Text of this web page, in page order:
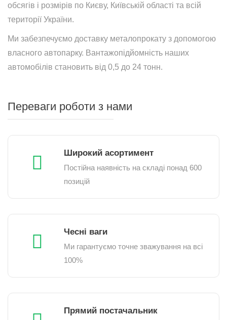
обсягів і розмірів по Києву, Київській області та всій
території України.
Ми забезпечуємо доставку металопрокату з допомогою
власного автопарку. Вантажопідйомність наших
автомобілів становить від 0,5 до 24 тонн.
Переваги роботи з нами
Широкий асортимент
Постійна наявність на складі понад 600
позицій
Чесні ваги
Ми гарантуємо точне зважування на всі
100%
Прямий постачальник